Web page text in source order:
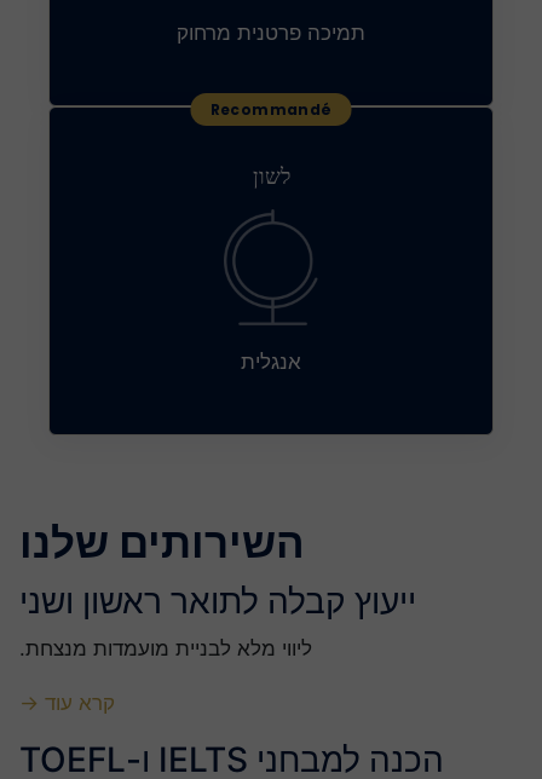
תמיכה פרטנית מרחוק
לשון
אנגלית
השירותים שלנו
ייעוץ קבלה לתואר ראשון ושני
ליווי מלא לבניית מועמדות מנצחת.
קרא עוד →
הכנה למבחני IELTS ו-TOEFL